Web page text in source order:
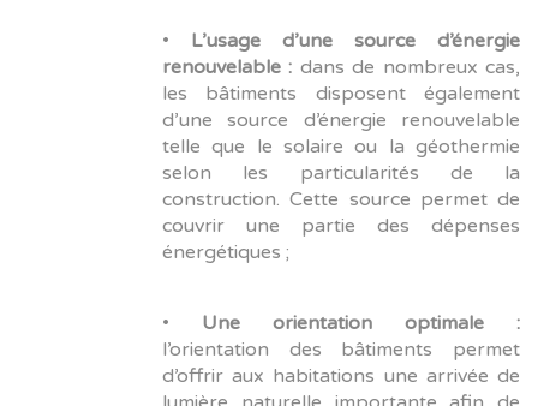
• L’usage d’une source d’énergie
renouvelable : dans de nombreux cas,
les bâtiments disposent également
d’une source d’énergie renouvelable
telle que le solaire ou la géothermie
selon les particularités de la
construction. Cette source permet de
couvrir une partie des dépenses
énergétiques ;
• Une orientation optimale :
l’orientation des bâtiments permet
d’offrir aux habitations une arrivée de